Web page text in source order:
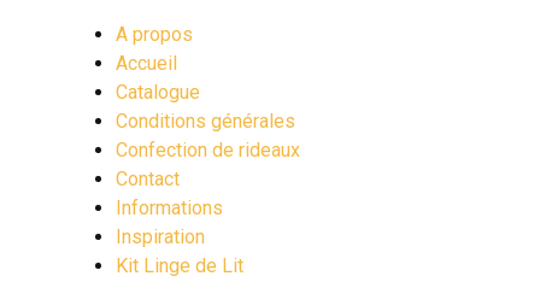
A propos
Accueil
Catalogue
Conditions générales
Confection de rideaux
Contact
Informations
Inspiration
Kit Linge de Lit